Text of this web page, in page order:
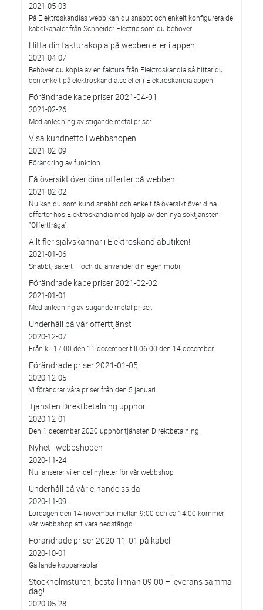
2021-05-03
På Elektroskandias webb kan du snabbt och enkelt konfigurera de
kabelkanaler från Schneider Electric som du behöver.
Hitta din fakturakopia på webben eller i appen
2021-04-07
Behöver du kopia av en faktura från Elektroskandia så hittar du
den enkelt på elektroskandia.se eller i Elektro­skandia-appen.
Förändrade kabelpriser 2021-04-01
2021-02-26
Med anledning av stigande metallpriser
Visa kundnetto i webbshopen
2021-02-09
Förändring av funktion.
Få översikt över dina offerter på webben
2021-02-02
Nu kan du som kund snabbt och enkelt få översikt över dina
offerter hos Elektroskandia med hjälp av den nya söktjänsten
”Offertfråga”.
Allt fler självskannar i Elektroskandiabutiken!
2021-01-06
Snabbt, säkert – och du använder din egen mobil
Förändrade kabelpriser 2021-02-02
2021-01-01
Med anledning av stigande metallpriser.
Underhåll på vår offerttjänst
2020-12-07
Från kl. 17:00 den 11 december till 06:00 den 14 december.
Förändrade priser 2021-01-05
2020-12-05
Vi förändrar våra priser från den 5 januari.
Tjänsten Direktbetalning upphör.
2020-12-01
Den 1 december 2020 upphör tjänsten Direktbetalning
Nyhet i webbshopen
2020-11-24
Nu lanserar vi en del nyheter för vår webbshop
Underhåll på vår e-handelssida
2020-11-09
Lördagen den 14 november mellan 9:00 och ca 14:00 kommer
vår webbshop att vara nedstängd.
Förändrade priser 2020-11-01 på kabel
2020-10-01
Gällande kopparkablar
Stockholmsturen, beställ innan 09.00 – leverans samma
dag!
2020-05-28